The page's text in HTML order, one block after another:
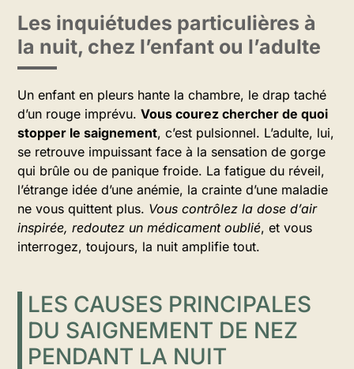
Les inquiétudes particulières à
la nuit, chez l’enfant ou l’adulte
Un enfant en pleurs hante la chambre, le drap taché
d’un rouge imprévu. Vous courez chercher de quoi
stopper le saignement, c’est pulsionnel. L’adulte, lui,
se retrouve impuissant face à la sensation de gorge
qui brûle ou de panique froide. La fatigue du réveil,
l’étrange idée d’une anémie, la crainte d’une maladie
ne vous quittent plus. Vous contrôlez la dose d’air
inspirée, redoutez un médicament oublié, et vous
interrogez, toujours, la nuit amplifie tout.
LES CAUSES PRINCIPALES
DU SAIGNEMENT DE NEZ
PENDANT LA NUIT